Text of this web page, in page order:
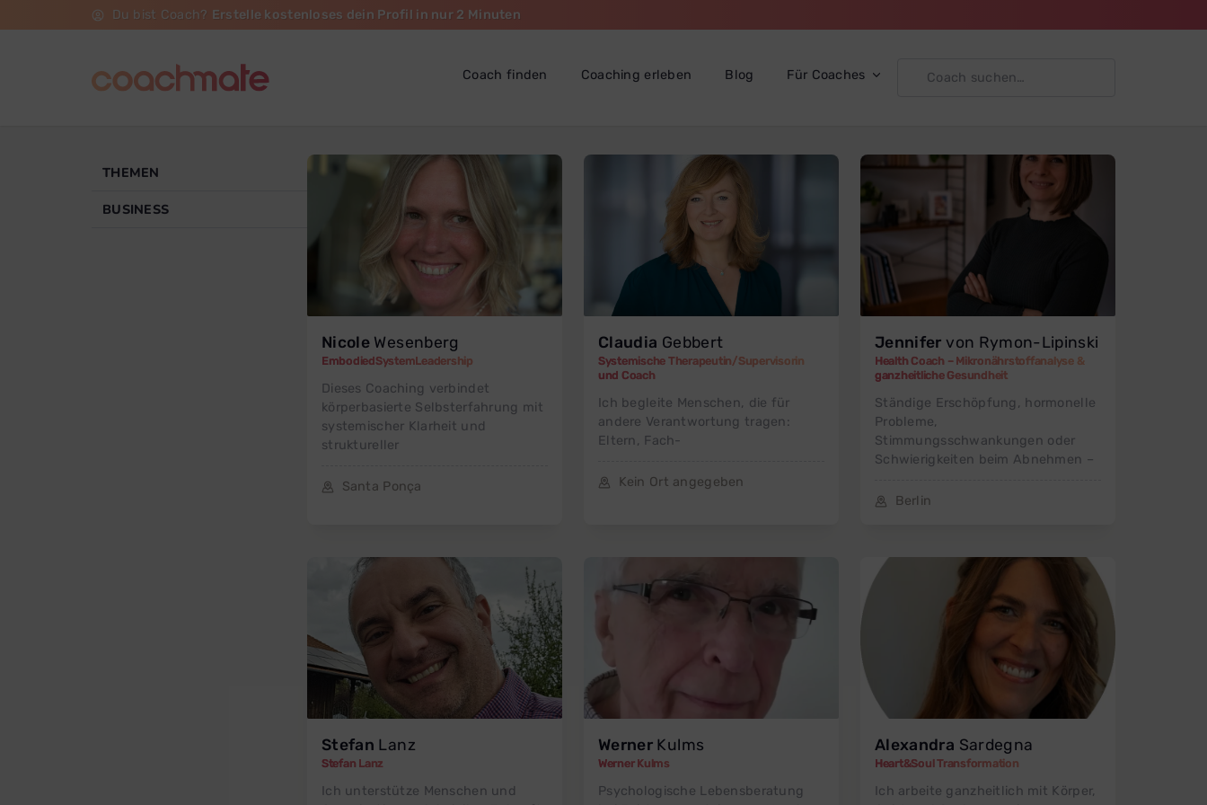
Du bist Coach? Erstelle kostenloses dein Profil in nur 2 Minuten
Coach finden Coaching erleben Blog Für Coaches
THEMEN
BUSINESS
Nicole Wesenberg
EmbodiedSystemLeadership
Dieses Coaching verbindet
körperbasierte Selbsterfahrung mit
systemischer Klarheit und
struktureller
Santa Ponça
Claudia Gebbert
Systemische Therapeutin/Supervisorin
und Coach
Ich begleite Menschen, die für
andere Verantwortung tragen:
Eltern, Fach-
Kein Ort angegeben
Jennifer von Rymon-Lipinski
Health Coach – Mikronährstoffanalyse &
ganzheitliche Gesundheit
Ständige Erschöpfung, hormonelle
Probleme,
Stimmungsschwankungen oder
Schwierigkeiten beim Abnehmen –
Berlin
Stefan Lanz
Stefan Lanz
Ich unterstütze Menschen und
Werner Kulms
Werner Kulms
Psychologische Lebensberatung
Alexandra Sardegna
Heart&Soul Transformation
Ich arbeite ganzheitlich mit Körper,